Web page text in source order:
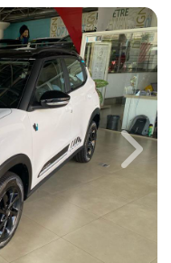
Next